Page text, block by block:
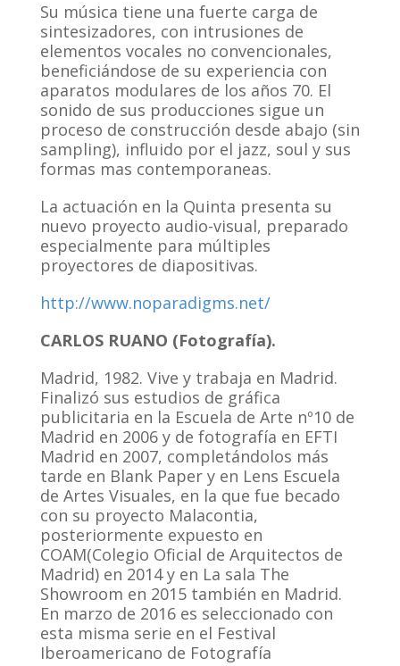
Su música tiene una fuerte carga de
sintesizadores, con intrusiones de
elementos vocales no convencionales,
beneficiándose de su experiencia con
aparatos modulares de los años 70. El
sonido de sus producciones sigue un
proceso de construcción desde abajo (sin
sampling), influido por el jazz, soul y sus
formas mas contemporaneas.
La actuación en la Quinta presenta su
nuevo proyecto audio-visual, preparado
especialmente para múltiples
proyectores de diapositivas.
http://www.noparadigms.net/
CARLOS RUANO (Fotografía).
Madrid, 1982. Vive y trabaja en Madrid.
Finalizó sus estudios de gráfica
publicitaria en la Escuela de Arte nº10 de
Madrid en 2006 y de fotografía en EFTI
Madrid en 2007, completándolos más
tarde en Blank Paper y en Lens Escuela
de Artes Visuales, en la que fue becado
con su proyecto Malacontia,
posteriormente expuesto en
COAM(Colegio Oficial de Arquitectos de
Madrid) en 2014 y en La sala The
Showroom en 2015 también en Madrid.
En marzo de 2016 es seleccionado con
esta misma serie en el Festival
Iberoamericano de Fotografía